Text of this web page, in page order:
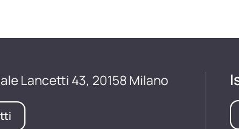
Lancetti 43, 20158 Milano